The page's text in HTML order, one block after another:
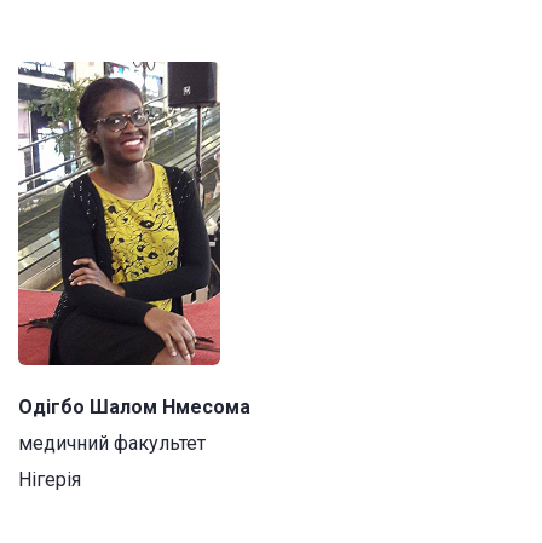
Одігбо Шалом Нмесома
медичний факультет
Нігерія